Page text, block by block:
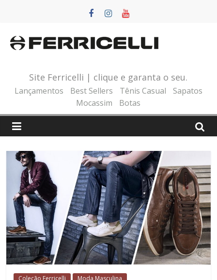
conteúdo
Site Ferricelli | clique e garanta o seu.
Lançamentos Best Sellers Tênis Casual
Sapatos
Mocassim
Botas
Coleção Ferricelli Moda Masculina